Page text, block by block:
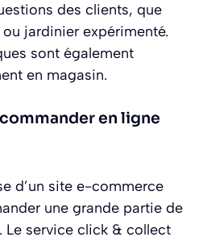
des clients, que
jardinier expérimenté.
sont également
en magasin.
en ligne
d’un site e-commerce
une grande partie de
Le service click & collect